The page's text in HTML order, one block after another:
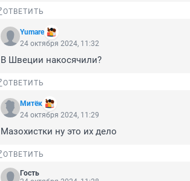
ОТВЕТИТЬ
Yumare
24 октября 2024, 11:32
В Швеции накосячили?
ОТВЕТИТЬ
Митёк
24 октября 2024, 11:29
Мазохистки ну это их дело
ОТВЕТИТЬ
Гость